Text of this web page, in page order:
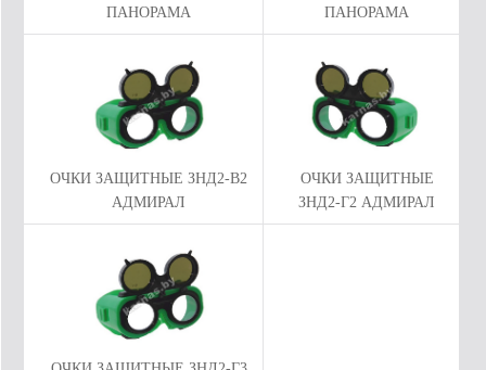
ПАНОРАМА
ПАНОРАМА
ОЧКИ ЗАЩИТНЫЕ ЗНД2-В2
АДМИРАЛ
ОЧКИ ЗАЩИТНЫЕ
ЗНД2-Г2 АДМИРАЛ